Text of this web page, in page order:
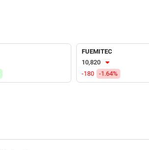
FUEMITEC
10,820
-180
-1.64%